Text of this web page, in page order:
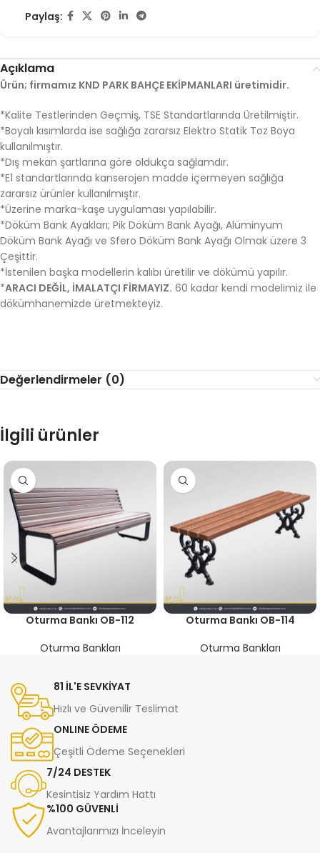
Paylaş:
Açıklama
Ürün; firmamız KND PARK BAHÇE EKİPMANLARI üretimidir.
*Kalite Testlerinden Geçmiş, TSE Standartlarında Üretilmiştir.
*Boyalı kısımlarda ise sağlığa zararsız Elektro Statik Toz Boya
kullanılmıştır.
*Dış mekan şartlarına göre oldukça sağlamdır.
*E1 standartlarında kanserojen madde içermeyen sağlığa
zararsız ürünler kullanılmıştır.
*Üzerine marka-kaşe uygulaması yapılabilir.
*Döküm Bank Ayakları; Pik Döküm Bank Ayağı, Alüminyum
Döküm Bank Ayağı ve Sfero Döküm Bank Ayağı Olmak üzere 3
Çeşittir.
*İstenilen başka modellerin kalıbı üretilir ve dökümü yapılır.
*ARACI DEĞİL, İMALATÇI FİRMAYIZ. 60 kadar kendi modelimiz ile
dökümhanemizde üretmekteyiz.
Değerlendirmeler (0)
İlgili ürünler
Oturma Bankı OB-112
Oturma Bankları
Oturma Bankı OB-114
Oturma Bankları
81 İL'E SEVKİYAT
Hızlı ve Güvenilir Teslimat
ONLINE ÖDEME
Çeşitli Ödeme Seçenekleri
7/24 DESTEK
Kesintisiz Yardım Hattı
%100 GÜVENLİ
Avantajlarımızı İnceleyin